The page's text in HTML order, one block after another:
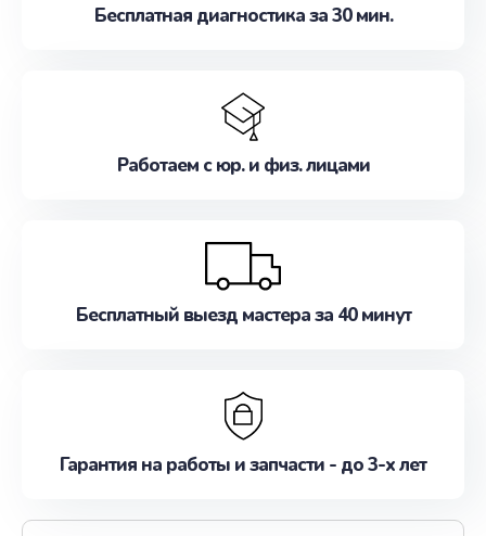
Бесплатная диагностика за 30 мин.
Работаем с юр. и физ. лицами
Бесплатный выезд мастера за 40 минут
Гарантия на работы и запчасти - до 3-х лет